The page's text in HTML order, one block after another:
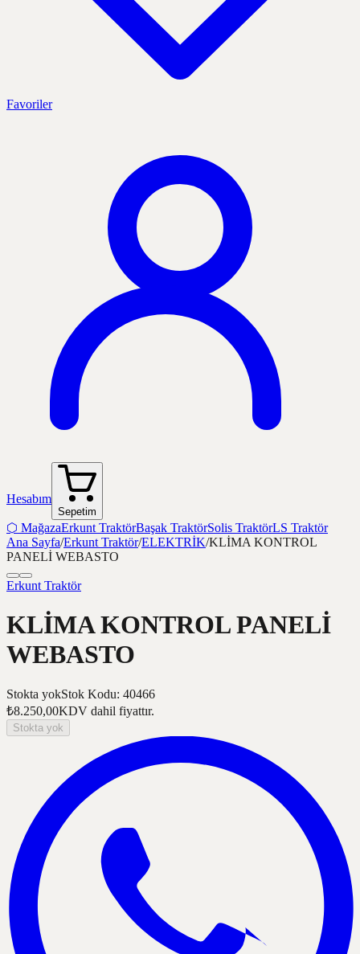
Favoriler
Hesabım
Sepetim
⬡ MağazaErkunt TraktörBaşak TraktörSolis TraktörLS Traktör
Ana Sayfa/Erkunt Traktör/ELEKTRİK/KLİMA KONTROL
PANELİ WEBASTO
Erkunt Traktör
KLİMA KONTROL PANELİ
WEBASTO
Stokta yokStok Kodu: 40466
₺8.250,00KDV dahil fiyattır.
Stokta yok